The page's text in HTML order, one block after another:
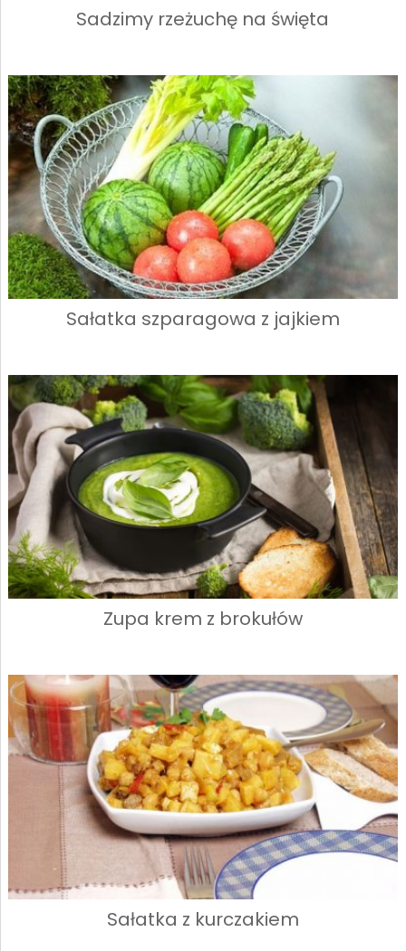
Sadzimy rzeżuchę na święta
Sałatka szparagowa z jajkiem
Zupa krem z brokułów
Sałatka z kurczakiem